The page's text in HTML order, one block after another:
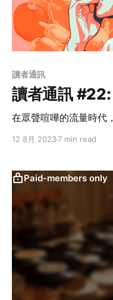
讀者通訊
讀者通訊
在眾聲喧嘩的流量時代
12 8月 20237 min read
Paid-members only